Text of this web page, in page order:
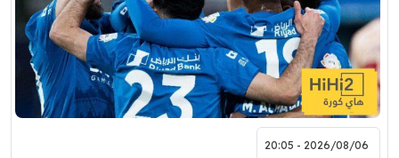
2026/08/06 - 20:05